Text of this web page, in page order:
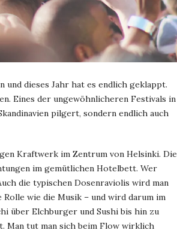
und dieses Jahr hat es endlich geklappt.
Eines der ungewöhnlicheren Festivals in
pilgert, sondern endlich auch
Kraftwerk im Zentrum von Helsinki. Die
im gemütlichen Hotelbett. Wer
die typischen Dosenraviolis wird man
wie die Musik – und wird darum im
über Elchburger und Sushi bis hin zu
Man tut man sich beim Flow wirklich